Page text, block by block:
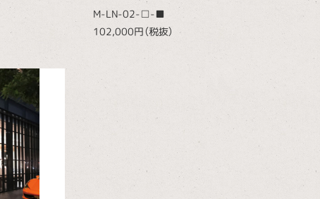
M-LN-02-□-■
102,000円（税抜）